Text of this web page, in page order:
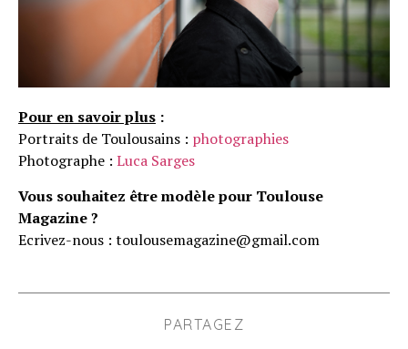
Pour en savoir plus :
Portraits de Toulousains : photographies
Photographe : Luca Sarges
Vous souhaitez être modèle pour Toulouse
Magazine ?
Ecrivez-nous : toulousemagazine@gmail.com
PARTAGEZ